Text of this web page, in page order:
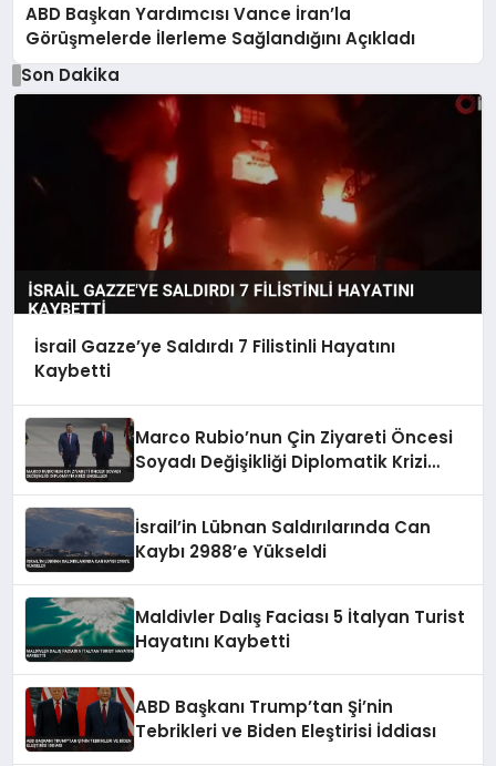
ABD Başkan Yardımcısı Vance İran’la
Görüşmelerde İlerleme Sağlandığını Açıkladı
Son Dakika
İsrail Gazze’ye Saldırdı 7 Filistinli Hayatını
Kaybetti
Marco Rubio’nun Çin Ziyareti Öncesi
Soyadı Değişikliği Diplomatik Krizi
İsrail’in Lübnan Saldırılarında Can
Kaybı 2988’e Yükseldi
Maldivler Dalış Faciası 5 İtalyan Turist
Hayatını Kaybetti
ABD Başkanı Trump’tan Şi’nin
Tebrikleri ve Biden Eleştirisi İddiası